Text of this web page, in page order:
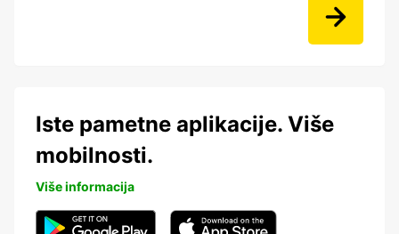
Iste pametne aplikacije. Više
mobilnosti.
Više informacija